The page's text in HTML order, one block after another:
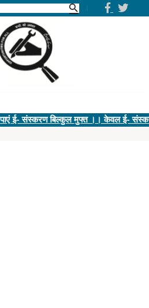
बिल्कुल मुफ्त ।। केवल ई- संस्करण @